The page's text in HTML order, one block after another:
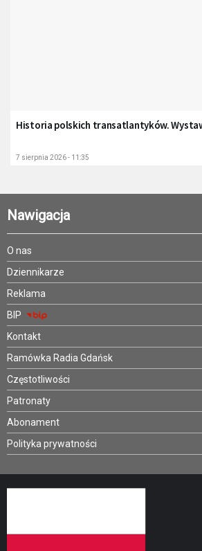
Historia polskich transatlantyków.
7 sierpnia 2026 - 11:35
Nawigacja
O nas
Dziennikarze
Reklama
BIP
Kontakt
Ramówka Radia Gdańsk
Częstotliwości
Patronaty
Abonament
Polityka prywatności